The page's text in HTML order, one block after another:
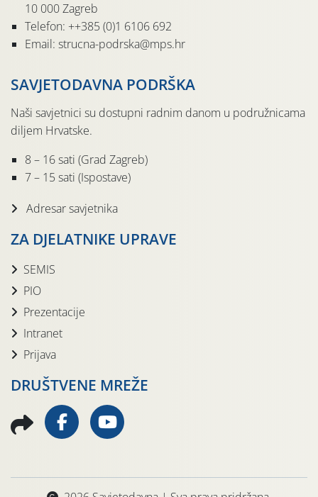
10 000 Zagreb
Telefon: ++385 (0)1 6106 692
Email: strucna-podrska@mps.hr
SAVJETODAVNA PODRŠKA
Naši savjetnici su dostupni radnim danom u podružnicama
diljem Hrvatske.
8 – 16 sati (Grad Zagreb)
7 – 15 sati (Ispostave)
Adresar savjetnika
ZA DJELATNIKE UPRAVE
SEMIS
PIO
Prezentacije
Intranet
Prijava
DRUŠTVENE MREŽE